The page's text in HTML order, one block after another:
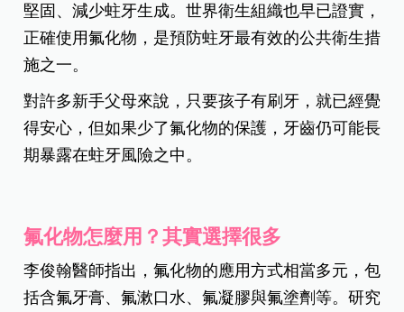
堅固、減少蛀牙生成。世界衛生組織也早已證實，
正確使用氟化物，是預防蛀牙最有效的公共衛生措
施之一。
對許多新手父母來說，只要孩子有刷牙，就已經覺
得安心，但如果少了氟化物的保護，牙齒仍可能長
期暴露在蛀牙風險之中。
氟化物怎麼用？其實選擇很多
李俊翰醫師指出，氟化物的應用方式相當多元，包
括含氟牙膏、氟漱口水、氟凝膠與氟塗劑等。研究